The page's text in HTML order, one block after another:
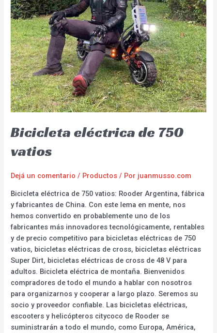
Bicicleta eléctrica de 750
vatios
Dejá un comentario / Productos / Por juanmusso.com
Bicicleta eléctrica de 750 vatios: Rooder Argentina, fábrica
y fabricantes de China. Con este lema en mente, nos
hemos convertido en probablemente uno de los
fabricantes más innovadores tecnológicamente, rentables
y de precio competitivo para bicicletas eléctricas de 750
vatios, bicicletas eléctricas de cross, bicicletas eléctricas
Super Dirt, bicicletas eléctricas de cross de 48 V para
adultos. Bicicleta eléctrica de montaña. Bienvenidos
compradores de todo el mundo a hablar con nosotros
para organizarnos y cooperar a largo plazo. Seremos su
socio y proveedor confiable. Las bicicletas eléctricas,
escooters y helicópteros citycoco de Rooder se
suministrarán a todo el mundo, como Europa, América,